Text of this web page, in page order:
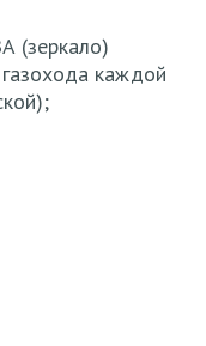
(зеркало)
каждой